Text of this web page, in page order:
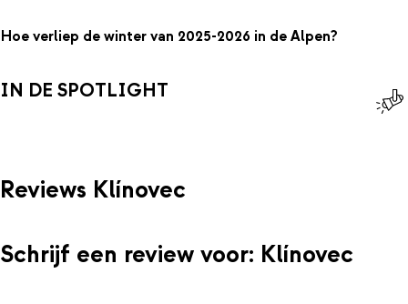
Hoe verliep de winter van 2025-2026 in de Alpen?
IN DE SPOTLIGHT
Reviews Klínovec
Schrijf een review voor: Klínovec